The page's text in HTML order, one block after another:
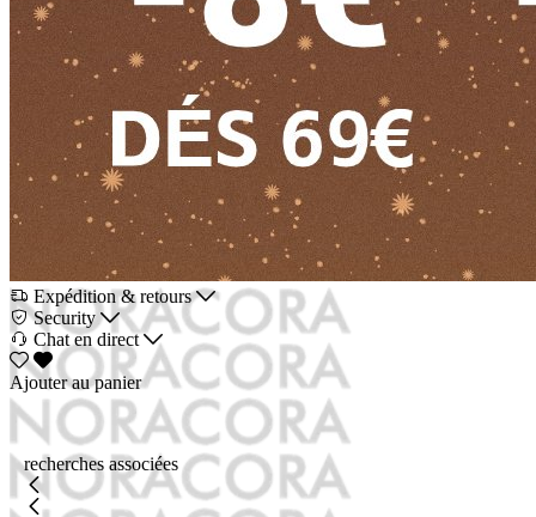
Expédition & retours
Security
Chat en direct
Ajouter au panier
recherches associées